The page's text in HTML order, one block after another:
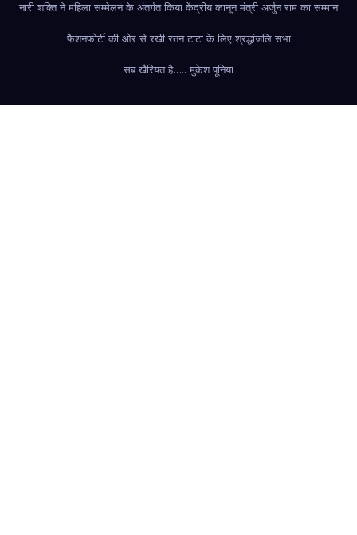
नारी शक्ति ने महिला सम्मेलन के अंतर्गत किया केंद्रीय कानून मंत्री अर्जुन राम का सम्मान
फैशनफोर्टी की ओर से रखी रतन टाटा के लिए श्रद्धांजलि सभा
सब खैरियत है….. मुकेश पूनिया